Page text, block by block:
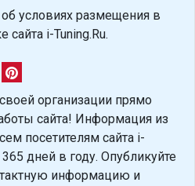
условиях размещения в
i-Tuning.Ru.
организации прямо
сайта! Информация из
посетителям сайта i-
дней в году. Опубликуйте
информацию и